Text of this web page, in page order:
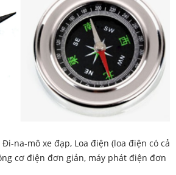
na-mô xe đạp, Loa điện (loa điện có cả
cơ điện đơn giản, máy phát điện đơn